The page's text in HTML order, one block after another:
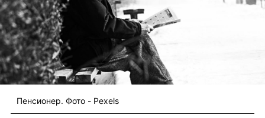
Пенсионер. Фото - Pexels